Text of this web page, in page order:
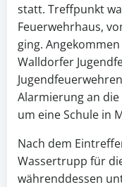
statt. Treffpunkt
Feuerwehrhaus,
ging.
Walldorfer
Alarmierung an die
um eine Schule in
Nach dem
Wassertrupp für
währenddessen